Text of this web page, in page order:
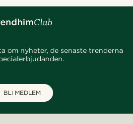
om nyheter, de senaste trenderna
BLI MEDLEM